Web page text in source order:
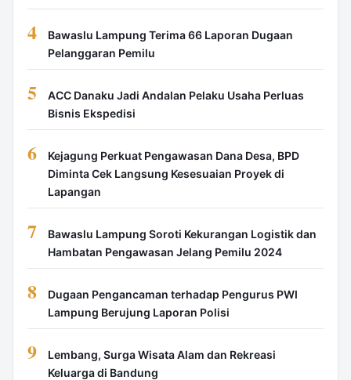
4
Bawaslu Lampung Terima 66 Laporan Dugaan
Pelanggaran Pemilu
5
ACC Danaku Jadi Andalan Pelaku Usaha Perluas
Bisnis Ekspedisi
6
Kejagung Perkuat Pengawasan Dana Desa, BPD
Diminta Cek Langsung Kesesuaian Proyek di
Lapangan
7
Bawaslu Lampung Soroti Kekurangan Logistik dan
Hambatan Pengawasan Jelang Pemilu 2024
8
Dugaan Pengancaman terhadap Pengurus PWI
Lampung Berujung Laporan Polisi
9
Lembang, Surga Wisata Alam dan Rekreasi
Keluarga di Bandung